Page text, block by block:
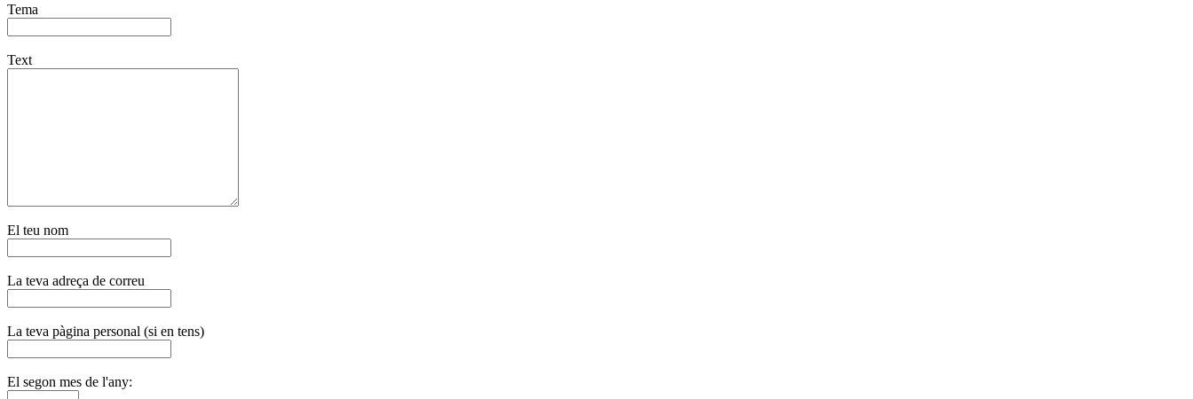
Tema
Text
El teu nom
La teva adreça de correu
La teva pàgina personal (si en tens)
El segon mes de l'any: